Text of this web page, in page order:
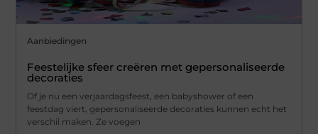
Aanbiedingen
Feestelijke sfeer creëren met gepersonaliseerde
decoraties
Of je nu een verjaardagsfeest, een babyshower of een
feestdag viert, gepersonaliseerde decoraties kunnen echt het
verschil maken. Ze voegen